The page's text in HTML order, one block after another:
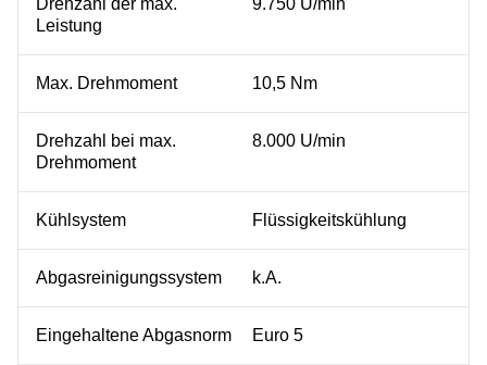
Drehzahl der max.
Leistung
9.750 U/min
Max. Drehmoment 10,5 Nm
Drehzahl bei max.
Drehmoment
8.000 U/min
Kühlsystem Flüssigkeitskühlung
Abgasreinigungssystem k.A.
Eingehaltene Abgasnorm Euro 5